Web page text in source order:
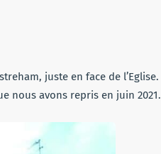
juste en face de l’Eglise.
nous avons repris en juin 2021.